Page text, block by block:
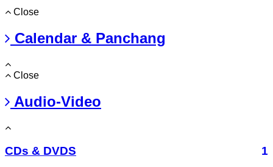
Close
Calendar & Panchang
Close
Audio-Video
CDs & DVDS 1